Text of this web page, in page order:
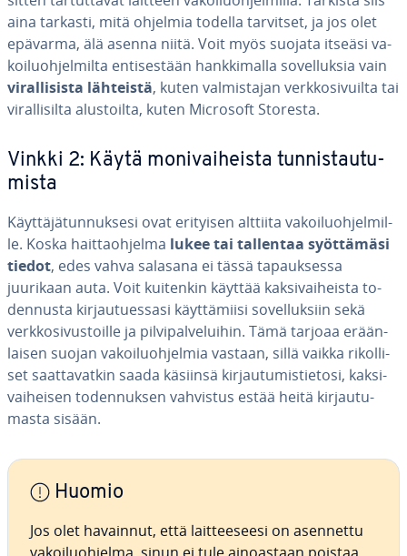
aina tarkasti, mitä ohjelmia todella tarvitset, ja jos olet
epävarma, älä asenna niitä. Voit myös suojata itseäsi va­
koi­luoh­jel­mil­ta en­ti­ses­tään hank­ki­mal­la so­vel­luk­sia vain
vi­ral­li­sis­ta lähteistä, kuten val­mis­ta­jan verk­ko­si­vuil­ta tai
vi­ral­li­sil­ta alus­toil­ta, kuten Microsoft Storesta.
Vinkki 2: Käytä mo­ni­vai­heis­ta tun­nis­tau­tu­
mis­ta
Käyt­tä­jä­tun­nuk­se­si ovat erityisen alttiita va­koi­luoh­jel­mil­
le. Koska hait­taoh­jel­ma lukee tai tallentaa syöt­tä­mä­si
tiedot, edes vahva salasana ei tässä ta­pauk­ses­sa
juurikaan auta. Voit kuitenkin käyttää kak­si­vai­heis­ta to­
den­nus­ta kir­jau­tues­sa­si käyt­tä­mii­si so­vel­luk­siin sekä
verk­ko­si­vus­toil­le ja pil­vi­pal­ve­lui­hin. Tämä tarjoaa erään­
lai­sen suojan va­koi­luoh­jel­mia vastaan, sillä vaikka ri­kol­li­
set saat­ta­vat­kin saada käsiinsä kir­jau­tu­mis­tie­to­si, kak­si­
vai­hei­sen to­den­nuk­sen vahvistus estää heitä kir­jau­tu­
mas­ta sisään.
Huomio
Jos olet havainnut, että lait­tee­see­si on asennettu